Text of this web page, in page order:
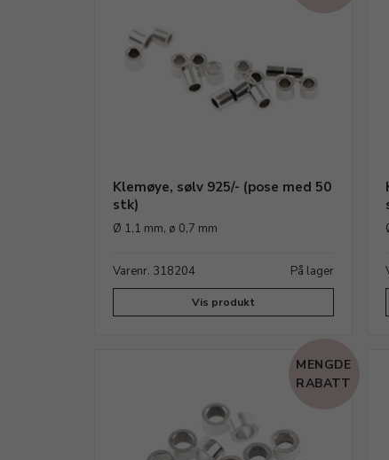
Klemøye, sølv 925/- (pose med 50
stk)
Ø 1,1 mm, ø 0,7 mm
Varenr. 318204 På lager
Vis produkt
MENGDE
RABATT